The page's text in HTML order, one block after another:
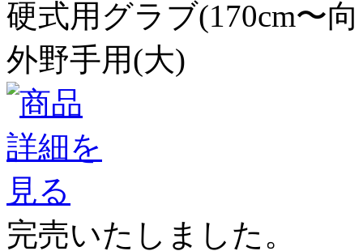
硬式用グラブ(170cm〜
外野手用(大)
完売いたしました。